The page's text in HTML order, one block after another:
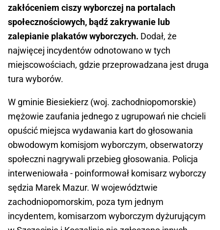
zakłóceniem ciszy wyborczej na portalach
społecznościowych, bądź zakrywanie lub
zalepianie plakatów wyborczych. Dodał, że
najwięcej incydentów odnotowano w tych
miejscowościach, gdzie przeprowadzana jest druga
tura wyborów.
W gminie Biesiekierz (woj. zachodniopomorskie)
mężowie zaufania jednego z ugrupowań nie chcieli
opuścić miejsca wydawania kart do głosowania
obwodowym komisjom wyborczym, obserwatorzy
społeczni nagrywali przebieg głosowania. Policja
interweniowała - poinformował komisarz wyborczy
sędzia Marek Mazur. W województwie
zachodniopomorskim, poza tym jednym
incydentem, komisarzom wyborczym dyżurującym